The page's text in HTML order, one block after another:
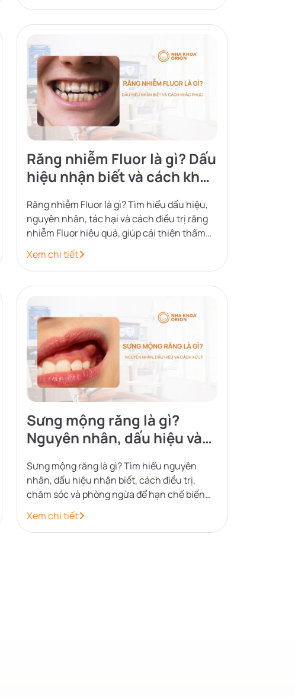
Răng nhiễm Fluor là gì? Dấu
hiệu nhận biết và cách khắc
Răng nhiễm Fluor là gì? Tìm hiểu dấu hiệu,
nguyên nhân, tác hại và cách điều trị răng
nhiễm Fluor hiệu quả, giúp cải thiện thẩm
mỹ và bảo vệ men răng.
Xem chi tiết
Sưng mộng răng là gì?
Nguyên nhân, dấu hiệu và
Sưng mộng răng là gì? Tìm hiểu nguyên
nhân, dấu hiệu nhận biết, cách điều trị,
chăm sóc và phòng ngừa để hạn chế biến
chứng, bảo vệ sức khỏe răng miệng.
Xem chi tiết